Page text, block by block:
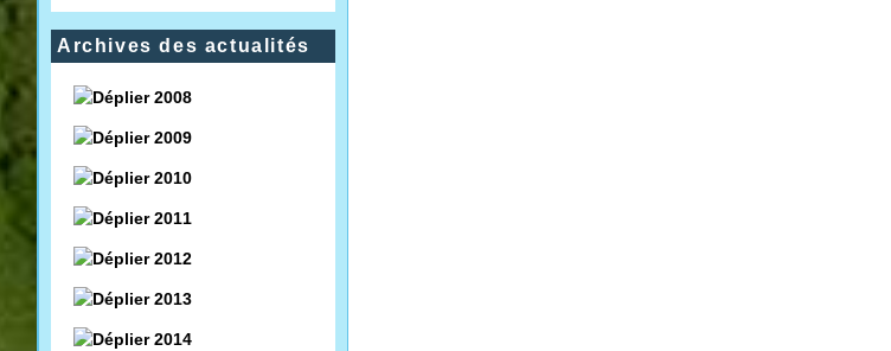
Archives des actualités
2008
2009
2010
2011
2012
2013
2014